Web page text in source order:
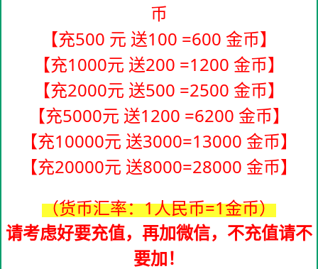
币
【充500 元 送100 =600 金币】
【充1000元 送200 =1200 金币】
【充2000元 送500 =2500 金币】
【充5000元 送1200 =6200 金币】
【充10000元 送3000=13000 金币】
【充20000元 送8000=28000 金币】
（货币汇率：1人民币=1金币）
请考虑好要充值，再加微信，不充值请不
要加！